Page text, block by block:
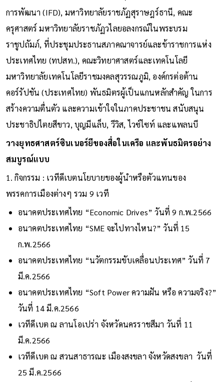
การพัฒนา (IFD), มหาวิทยาลัยราชภัฏสุราษฎร์ธานี, คณะ
ครุศาสตร์ มหาวิทยาลัยราชภัฏวไลยอลงกรณ์ในพระบรม
ราชูปถัมภ์, ที่ประชุมประธานสภาคณาจารย์และข้าราชการแห่ง
ประเทศไทย (ทปสท.), คณะวิทยาศาสตร์และเทคโนโลยี
มหาวิทยาลัยเทคโนโลยีราชมงคลสุวรรณภูมิ, องค์กรต่อต้าน
คอร์รัปชัน (ประเทศไทย) พันธมิตรผู้เป็นแกนหลักสำคัญ ในการ
สร้างความตื่นตัว และความเข้าใจในภาคประชาชน สนับสนุน
ประชาธิปไตยสีขาว, บุญมีแล็บ, วีวิส, ไวซ์ไซท์ และแพลนบี
วางยุทธศาสตร์ซินเนอร์ยีของสื่อในเครือ และพันธมิตรอย่าง
สมบูรณ์แบบ
1. กิจกรรม : เวทีดีเบตนโยบายของผู้นำหรือตัวแทนของ
พรรคการเมืองต่างๆ รวม 9 เวที
อนาคตประเทศไทย “Economic Drives” วันที่ 9 ก.พ.2566
อนาคตประเทศไทย “SME จะไปทางไหน?” วันที่ 15
ก.พ.2566
อนาคตประเทศไทย “นวัตกรรมขับเคลื่อนประเทศ” วันที่ 7
มี.ค.2566
อนาคตประเทศไทย “Soft Power ความฝัน หรือ ความจริง?”
วันที่ 14 มี.ค.2566
เวทีดีเบต ณ ลานโอเปร่า จังหวัดนครราชสีมา วันที่ 11
มี.ค.2566
เวทีดีเบต ณ สวนสาธารณะ เมืองสงขลา จังหวัดสงขลา วันที่
25 มี.ค.2566